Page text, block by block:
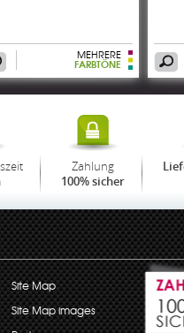
MEHRERE
FARBTÖNE
Zahlung
100% sicher
Site Map
Site Map images